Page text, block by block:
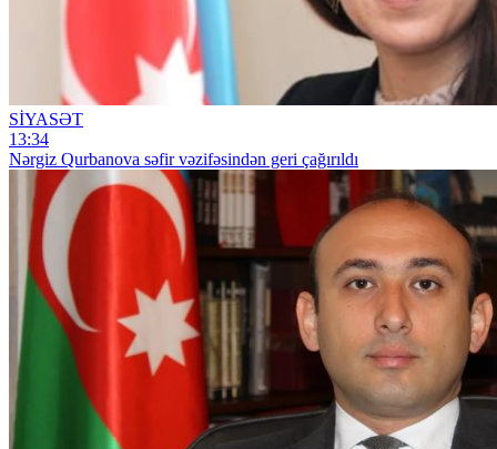
SİYASƏT
13:34
Nərgiz Qurbanova səfir vəzifəsindən geri çağırıldı